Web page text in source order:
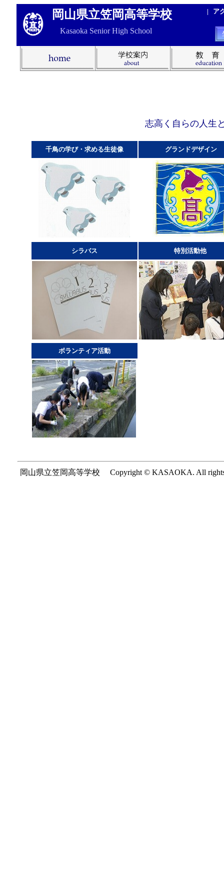
岡山県立笠岡高等学校 | ア
Kasaoka Senior High School
志高く自らの人生
千鳥の学び・求める生徒像 グランドデザイン
シラバス 特別活動他
ボランティア活動
岡山県立笠岡高等学校 Copyright © KASAOKA. All rights